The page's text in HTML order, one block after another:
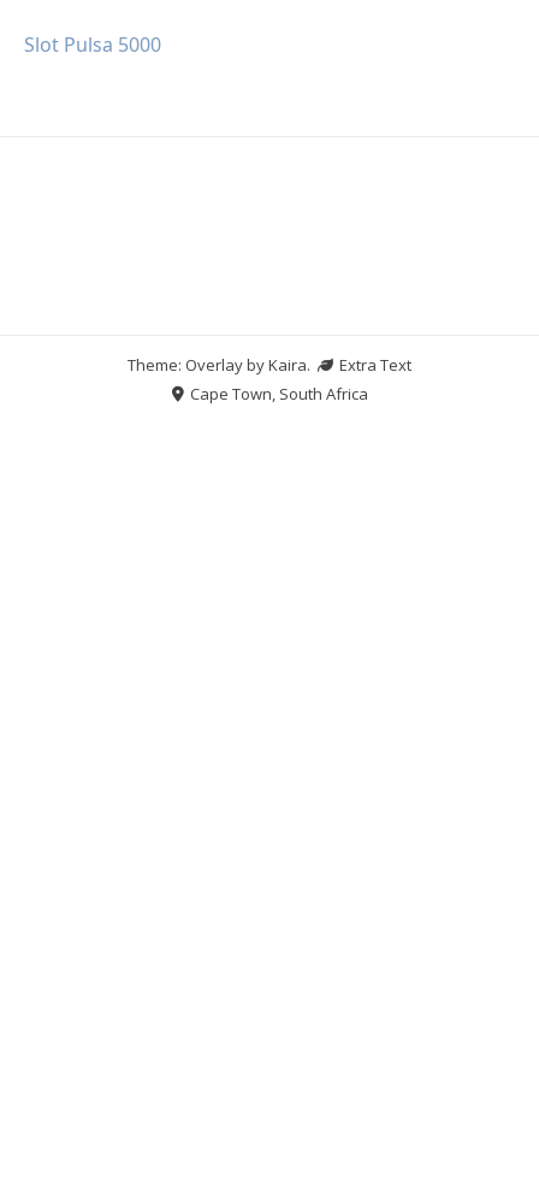
Slot Pulsa 5000
Theme: Overlay byKaira.
Extra Text
Cape Town, South Africa